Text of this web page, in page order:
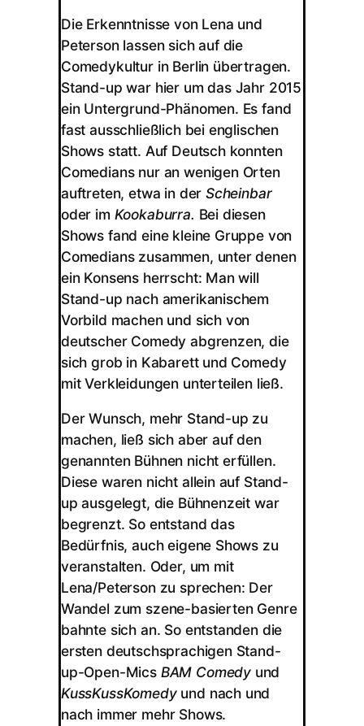
Die Erkenntnisse von Lena und
Peterson lassen sich auf die
Comedykultur in Berlin übertragen.
Stand-up war hier um das Jahr 2015
ein Untergrund-Phänomen. Es fand
fast ausschließlich bei englischen
Shows statt. Auf Deutsch konnten
Comedians nur an wenigen Orten
auftreten, etwa in derScheinbar
oder im Kookaburra. Bei diesen
Shows fand eine kleine Gruppe von
Comedians zusammen, unter denen
ein Konsens herrscht: Man will
Stand-up nach amerikanischem
Vorbild machen und sich von
deutscher Comedy abgrenzen, die
sich grob in Kabarett und Comedy
mit Verkleidungen unterteilen ließ.
Der Wunsch, mehr Stand-up zu
machen, ließ sich aber auf den
genannten Bühnen nicht erfüllen.
Diese waren nicht allein auf Stand-
up ausgelegt, die Bühnenzeit war
begrenzt. So entstand das
Bedürfnis, auch eigene Shows zu
veranstalten. Oder, um mit
Lena/Peterson zu sprechen: Der
Wandel zum szene-basierten Genre
bahnte sich an. So entstanden die
ersten deutschsprachigen Stand-
up-Open-Mics BAM Comedy und
KussKussKomedy und nach und
nach immer mehr Shows.